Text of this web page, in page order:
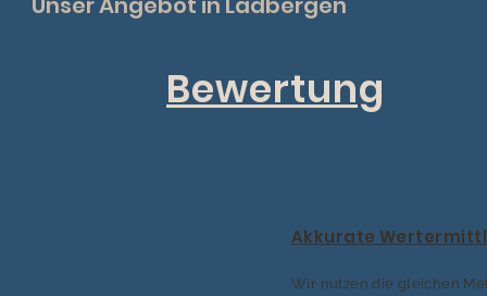
Bewertung
Akkurate
Wir nutzen die gleichen